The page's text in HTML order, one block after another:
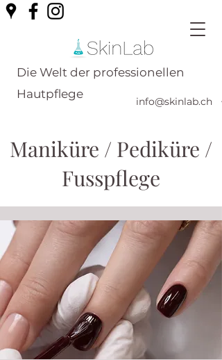
Die Welt der professionellen
Hautpflege
info@skinlab.ch
Maniküre / Pediküre /
Fusspflege